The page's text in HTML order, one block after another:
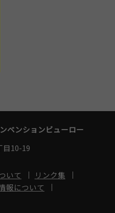
ベンションビューロー
目10-19
いて
リンク集
報について